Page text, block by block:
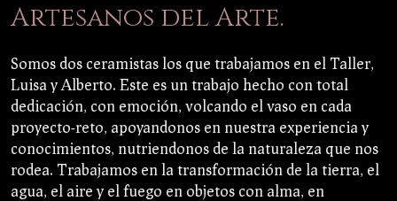
Artesanos del Arte.
Somos dos ceramistas los que trabajamos en el Taller,
Luisa y Alberto. Este es un trabajo hecho con total
dedicación, con emoción, volcando el vaso en cada
proyecto-reto, apoyandonos en nuestra experiencia y
conocimientos, nutriendonos de la naturaleza que nos
rodea. Trabajamos en la transformación de la tierra, el
agua, el aire y el fuego en objetos con alma, en